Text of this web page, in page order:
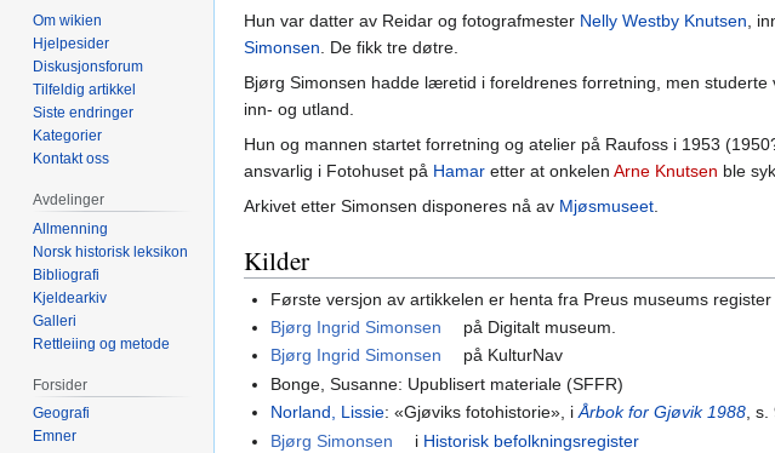
til
navigering
til
søk
Hun var datter av Reidar og fotografmester Nelly Westby Knutsen,
Simonsen. De fikk tre døtre.
Bjørg Simonsen hadde læretid i foreldrenes forretning, men studerte
inn- og utland.
Hun og mannen startet forretning og atelier på Raufoss i 1953
ansvarlig i Fotohuset på Hamar etter at onkelen Arne Knutsen ble
Arkivet etter Simonsen disponeres nå av Mjøsmuseet.
Kilder
Første versjon av artikkelen er henta fra Preus museums
Bjørg Ingrid Simonsen
på Digitalt museum.
Bjørg Ingrid Simonsen
på KulturNav
Bonge, Susanne: Upublisert materiale (SFFR)
Norland, Lissie: «Gjøviks fotohistorie», iÅrbok for Gjøvik 1988, s.
Bjørg Simonsen
i Historisk befolkningsregister
Om wikien
Hjelpesider
Diskusjonsforum
Tilfeldig artikkel
Siste endringer
Kategorier
Kontakt oss
Avdelinger
Allmenning
Norsk historisk leksikon
Bibliografi
Kjeldearkiv
Galleri
Rettleiing og metode
Forsider
Geografi
Emner